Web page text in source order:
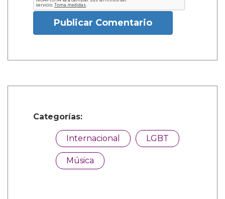
Publicar Comentario
Categorías:
Internacional LGBT
Música